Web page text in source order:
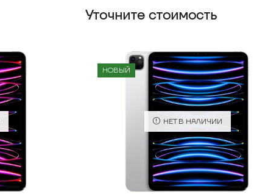
Уточнитe стоимость
НОВЫЙ
НЕТ В НАЛИЧИИ